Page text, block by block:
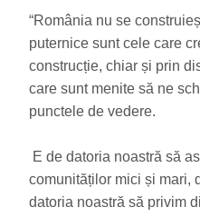
“România nu se
puternice sunt cele care
construcție, chiar și prin
care sunt menite să ne
punctele de vedere.
E de datoria noastră să
comunităților mici și mari,
datoria noastră să privim